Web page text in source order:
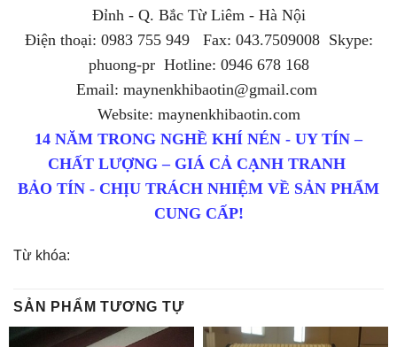
Đỉnh - Q. Bắc Từ Liêm - Hà Nội
Điện thoại: 0983 755 949 Fax: 043.7509008 Skype:
phuong-pr Hotline: 0946 678 168
Email: maynenkhibaotin@gmail.com
Website: maynenkhibaotin.com
14 NĂM TRONG NGHỀ KHÍ NÉN - UY TÍN –
CHẤT LƯỢNG – GIÁ CẢ CẠNH TRANH
BẢO TÍN - CHỊU TRÁCH NHIỆM VỀ SẢN PHẨM
CUNG CẤP!
Từ khóa:
SẢN PHẨM TƯƠNG TỰ